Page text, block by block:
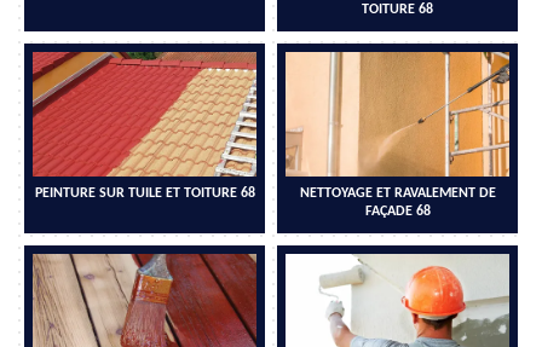
TOITURE 68
PEINTURE SUR TUILE ET TOITURE 68
NETTOYAGE ET RAVALEMENT DE
FAÇADE 68